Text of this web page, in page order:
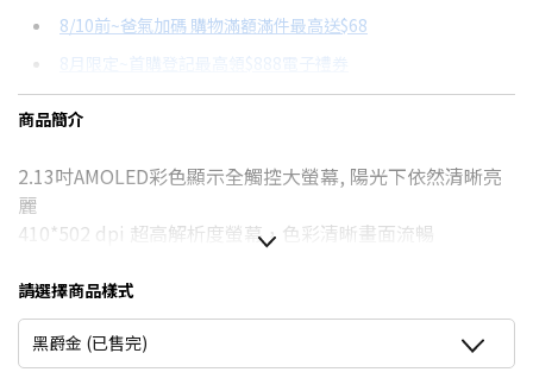
分期數
12期
24期
每期金額
$150
$77
配合銀行/業者
18家銀行/業者
18家銀行/業者
8/10前~爸氣加碼 購物滿額滿件最高送$68
8月限定~首購登記最高領$888電子禮券
台灣大哥大Open Possible聯名卡滿額最高回饋25%
更多信用卡分期0利率滿額享回饋
商品簡介
2.13吋AMOLED彩色顯示全觸控大螢幕, 陽光下依然清晰亮
麗
410*502 dpi 超高解析度螢幕，色彩清晰畫面流暢
俄國GLONASS五種定位系統，精準度高達2公尺以內 .離線
GPS定位跑步紀錄軌跡不需帶手機
1ATM等級可承受相當於 10 公尺深的水壓(潑水、下雨、下
雪、淋浴均可使用)
請選擇商品樣式
黑爵金 (已售完)